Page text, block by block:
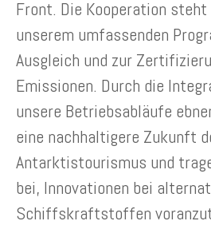
Front. Die Kooperation
unserem umfassenden
Ausgleich und zur
Emissionen. Durch die
unsere Betriebsabläufe
eine nachhaltigere Zukunft
Antarktistourismus und
bei, Innovationen bei
Schiffskraftstoffen